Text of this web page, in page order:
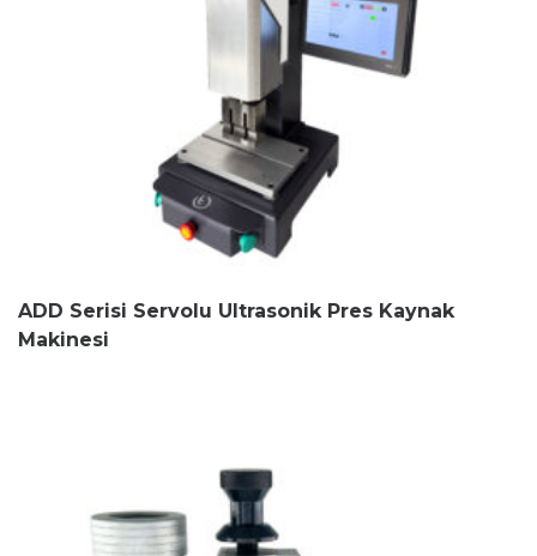
ADD Serisi Servolu Ultrasonik Pres Kaynak
Makinesi